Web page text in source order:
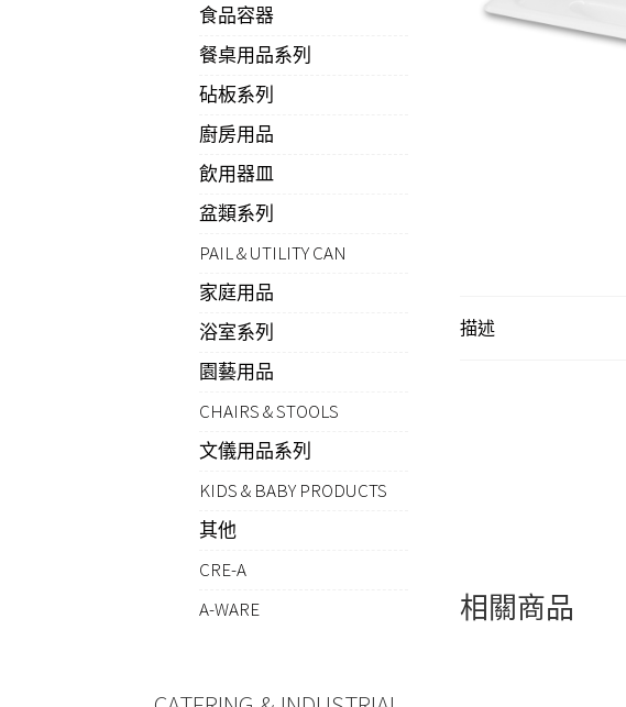
描述
相關商品
食品容器
餐桌用品系列
砧板系列
廚房用品
飲用器皿
盆類系列
PAIL & UTILITY CAN
家庭用品
浴室系列
園藝用品
CHAIRS & STOOLS
文儀用品系列
KIDS & BABY PRODUCTS
其他
CRE-A
A-WARE